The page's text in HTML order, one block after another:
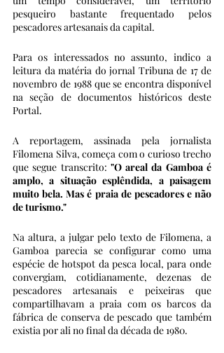
pesqueiro bastante frequentado pelos
pescadores artesanais da capital.
Para os interessados no assunto, indico a
leitura da matéria do jornal Tribuna de 17 de
novembro de 1988 que se encontra disponível
na seção de documentos históricos deste
Portal.
A reportagem, assinada pela jornalista
Filomena Silva, começa com o curioso trecho
que segue transcrito: "O areal da Gamboa é
amplo, a situação esplêndida, a paisagem
muito bela. Mas é praia de pescadores e não
de turismo."
Na altura, a julgar pelo texto de Filomena, a
Gamboa parecia se configurar como uma
espécie de hotspot da pesca local, para onde
convergiam, cotidianamente, dezenas de
pescadores artesanais e peixeiras que
compartilhavam a praia com os barcos da
fábrica de conserva de pescado que também
existia por ali no final da década de 1980.